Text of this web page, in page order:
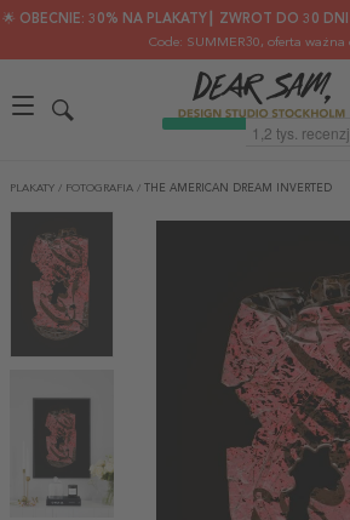
🌟 OBECNIE: 30% NA PLAKATY┃ ZWROT DO 30
Code: SUMMER30, oferta ważna
PLAKATY / FOTOGRAFIA / THE AMERICAN DREAM INVERTED